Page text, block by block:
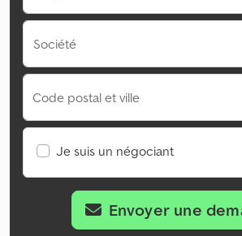
Société
Code postal et ville
Je suis un négociant
Envoyer une